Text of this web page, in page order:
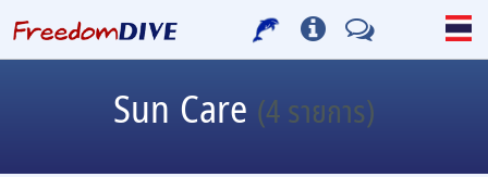
Sun Care (4 รายการ)